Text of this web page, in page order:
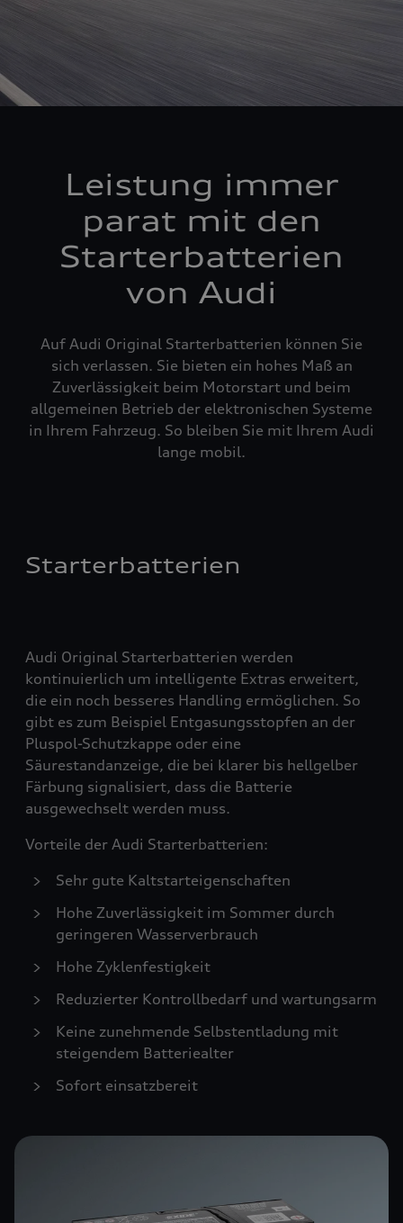
Leistung immer
parat mit den
Starterbatterien
von Audi
Auf Audi Original Starterbatterien können Sie
sich verlassen. Sie bieten ein hohes Maß an
Zuverlässigkeit beim Motorstart und beim
allgemeinen Betrieb der elektronischen Systeme
in Ihrem Fahrzeug. So bleiben Sie mit Ihrem Audi
lange mobil.
Starterbatterien
Audi Original Starterbatterien werden
kontinuierlich um intelligente Extras erweitert,
die ein noch besseres Handling ermöglichen. So
gibt es zum Beispiel Entgasungsstopfen an der
Pluspol-Schutzkappe oder eine
Säurestandanzeige, die bei klarer bis hellgelber
Färbung signalisiert, dass die Batterie
ausgewechselt werden muss.
Vorteile der Audi Starterbatterien:
Sehr gute Kaltstarteigenschaften
Hohe Zuverlässigkeit im Sommer durch
geringeren Wasserverbrauch
Hohe Zyklenfestigkeit
Reduzierter Kontrollbedarf und wartungsarm
Keine zunehmende Selbstentladung mit
steigendem Batteriealter
Sofort einsatzbereit